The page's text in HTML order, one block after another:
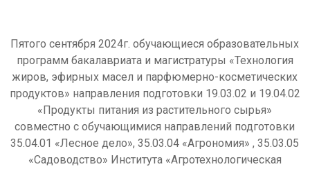
Пятого сентября 2024г. обучающиеся образовательных
программ бакалавриата и магистратуры «Технология
жиров, эфирных масел и парфюмерно-косметических
продуктов» направления подготовки 19.03.02 и 19.04.02
«Продукты питания из растительного сырья»
совместно с обучающимися направлений подготовки
35.04.01 «Лесное дело», 35.03.04 «Агрономия» , 35.03.05
«Садоводство» Института «Агротехнологическая